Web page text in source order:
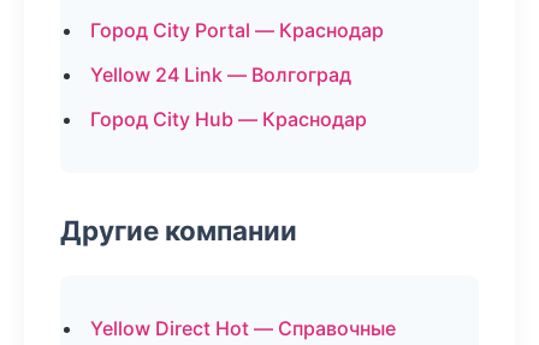
Город City Portal — Краснодар
Yellow 24 Link — Волгоград
Город City Hub — Краснодар
Другие компании
Yellow Direct Hot — Справочные